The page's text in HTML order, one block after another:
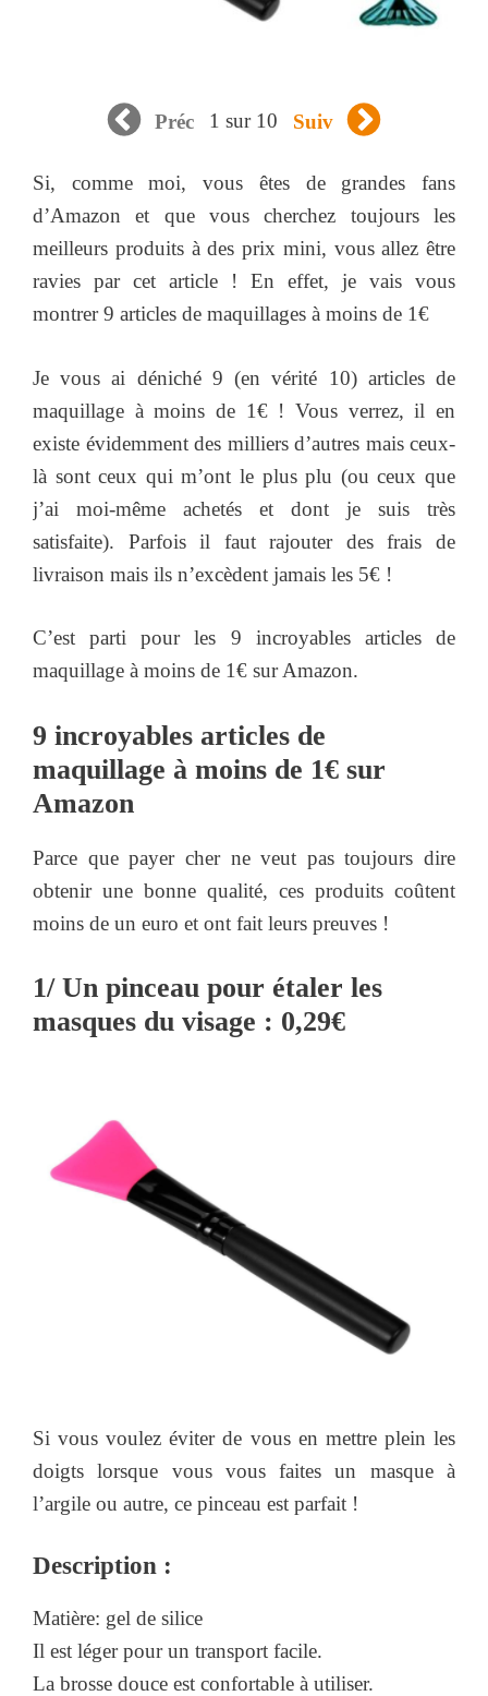
Préc 1 sur 10 Suiv
Si, comme moi, vous êtes de grandes fans
d’Amazon et que vous cherchez toujours les
meilleurs produits à des prix mini, vous allez être
ravies par cet article ! En effet, je vais vous
montrer 9 articles de maquillages à moins de 1€
Je vous ai déniché 9 (en vérité 10) articles de
maquillage à moins de 1€ ! Vous verrez, il en
existe évidemment des milliers d’autres mais ceux-
là sont ceux qui m’ont le plus plu (ou ceux que
j’ai moi-même achetés et dont je suis très
satisfaite). Parfois il faut rajouter des frais de
livraison mais ils n’excèdent jamais les 5€ !
C’est parti pour les 9 incroyables articles de
maquillage à moins de 1€ sur Amazon.
9 incroyables articles de
maquillage à moins de 1€ sur
Amazon
Parce que payer cher ne veut pas toujours dire
obtenir une bonne qualité, ces produits coûtent
moins de un euro et ont fait leurs preuves !
1/ Un pinceau pour étaler les
masques du visage : 0,29€
Si vous voulez éviter de vous en mettre plein les
doigts lorsque vous vous faites un masque à
l’argile ou autre, ce pinceau est parfait !
Description :
Matière: gel de silice
Il est léger pour un transport facile.
La brosse douce est confortable à utiliser.